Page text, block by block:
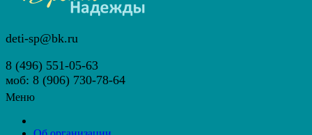
deti-sp@bk.ru
8 (496) 551-05-63
моб: 8 (906) 730-78-64
Меню